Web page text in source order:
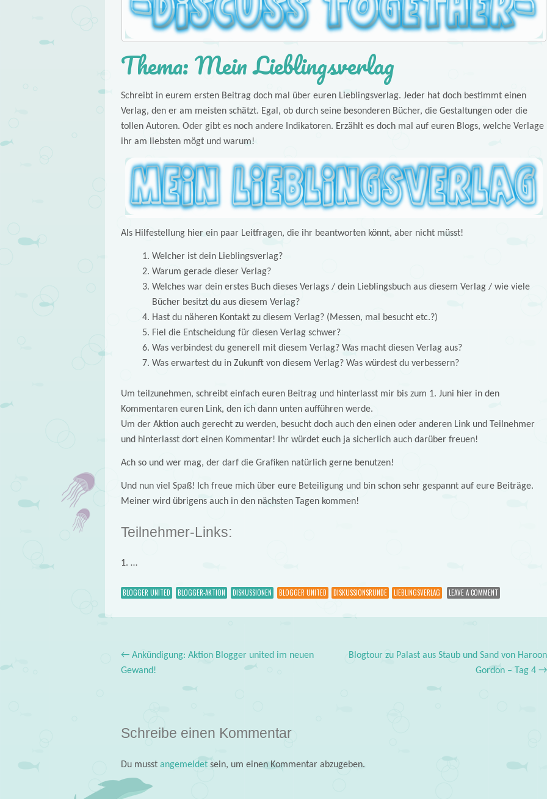
Thema: Mein Lieblingsverlag
Schreibt in eurem ersten Beitrag doch mal über euren Lieblingsverlag. Jeder hat doch bestimmt einen
Verlag, den er am meisten schätzt. Egal, ob durch seine besonderen Bücher, die Gestaltungen oder die
tollen Autoren. Oder gibt es noch andere Indikatoren. Erzählt es doch mal auf euren Blogs, welche Verlage
ihr am liebsten mögt und warum!
Als Hilfestellung hier ein paar Leitfragen, die ihr beantworten könnt, aber nicht müsst!
Welcher ist dein Lieblingsverlag?
Warum gerade dieser Verlag?
Welches war dein erstes Buch dieses Verlags / dein Lieblingsbuch aus diesem Verlag / wie viele
Bücher besitzt du aus diesem Verlag?
Hast du näheren Kontakt zu diesem Verlag? (Messen, mal besucht etc.?)
Fiel die Entscheidung für diesen Verlag schwer?
Was verbindest du generell mit diesem Verlag? Was macht diesen Verlag aus?
Was erwartest du in Zukunft von diesem Verlag? Was würdest du verbessern?
Um teilzunehmen, schreibt einfach euren Beitrag und hinterlasst mir bis zum 1. Juni hier in den
Kommentaren euren Link, den ich dann unten aufführen werde.
Um der Aktion auch gerecht zu werden, besucht doch auch den einen oder anderen Link und Teilnehmer
und hinterlasst dort einen Kommentar! Ihr würdet euch ja sicherlich auch darüber freuen!
Ach so und wer mag, der darf die Grafiken natürlich gerne benutzen!
Und nun viel Spaß! Ich freue mich über eure Beteiligung und bin schon sehr gespannt auf eure Beiträge.
Meiner wird übrigens auch in den nächsten Tagen kommen!
Teilnehmer-Links:
1. …
BLOGGER UNITED BLOGGER-AKTION DISKUSSIONEN BLOGGER UNITED DISKUSSIONSRUNDE LIEBLINGSVERLAG LEAVE A COMMENT
Post navigation
←Ankündigung: Aktion Blogger united im neuen
Gewand!
Blogtour zu Palast aus Staub und Sand von Haroon
Gordon – Tag 4→
Schreibe einen Kommentar
Du musst angemeldetsein, um einen Kommentar abzugeben.